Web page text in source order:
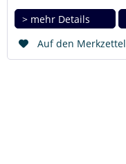
> mehr Details
Auf den Merkzettel